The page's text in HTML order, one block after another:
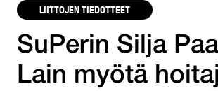
LIITTOJEN TIEDOTTEET
SuPerin Silja
Lain myötä